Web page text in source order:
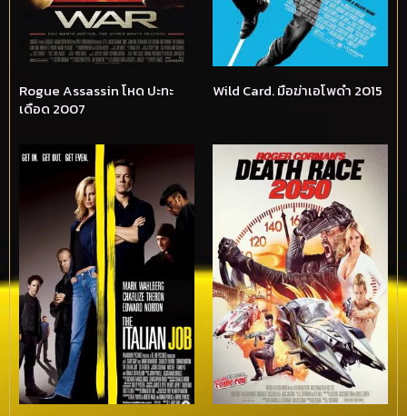
Rogue Assassin โหด ปะทะ
เดือด 2007
Wild Card. มือฆ่าเอโพดำ 2015